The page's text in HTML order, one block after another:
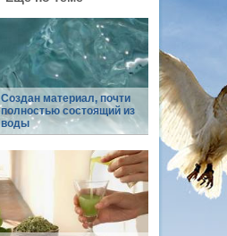
Создан материал, почти
полностью состоящий из
воды